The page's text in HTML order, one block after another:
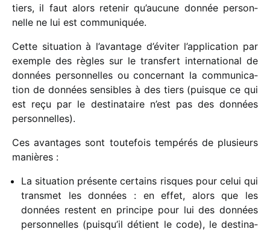
tiers, il faut alors rete­nir qu’aucune donnée person­
nelle ne lui est communiquée.
Cette situa­tion à l’avantage d’éviter l’application par
exemple des règles sur le trans­fert inter­na­tio­nal de
données person­nelles ou concer­nant la commu­ni­ca­
tion de données sensibles à des tiers (puisque ce qui
est reçu par le desti­na­taire n’est pas des données
personnelles).
Ces avan­tages sont toute­fois tempé­rés de plusieurs
manières :
La situa­tion présente certains risques pour celui qui
trans­met les données : en effet, alors que les
données restent en prin­cipe pour lui des données
person­nelles (puisqu’il détient le code), le desti­na­